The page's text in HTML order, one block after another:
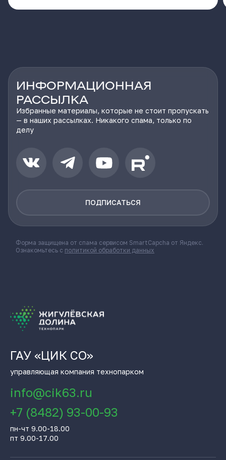
ИНФОРМАЦИОННАЯ
РАССЫЛКА
Избранные материалы, которые не стоит пропускать
— в наших рассылках. Никакого спама, только по
делу
ПОДПИСАТЬСЯ
Форма защищена от спама сервисом SmartCapcha от Яндекс.
Ознакомьтесь с политикой обработки данных
ГАУ «ЦИК СО»
управляющая компания технопарком
info@cik63.ru
+7 (8482) 93-00-93
пн-чт 9.00-18.00
пт 9.00-17.00